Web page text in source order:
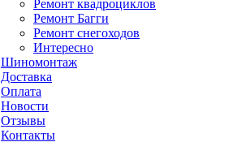
Ремонт квадроциклов
Ремонт Багги
Ремонт снегоходов
Интересно
Шиномонтаж
Доставка
Оплата
Новости
Отзывы
Контакты